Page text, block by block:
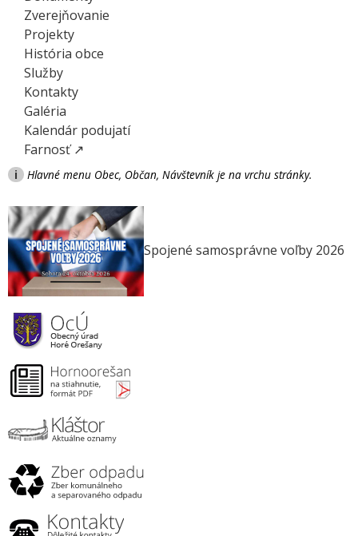
Zverejňovanie
Projekty
História obce
Služby
Kontakty
Galéria
Kalendár podujatí
Farnosť ↗
i Hlavné menu Obec, Občan, Návštevník je na vrchu stránky.
Spojené samosprávne voľby 2026